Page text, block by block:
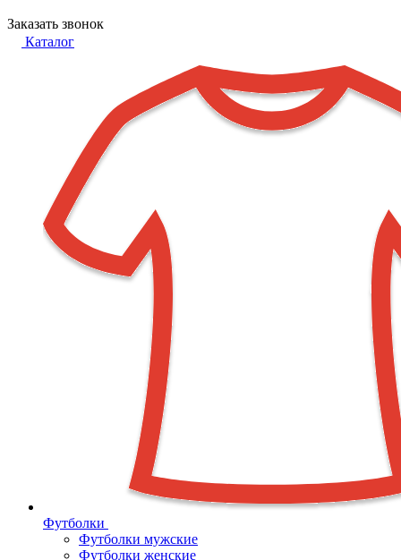
Заказать звонок
Каталог
Футболки
Футболки мужские
Футболки женские